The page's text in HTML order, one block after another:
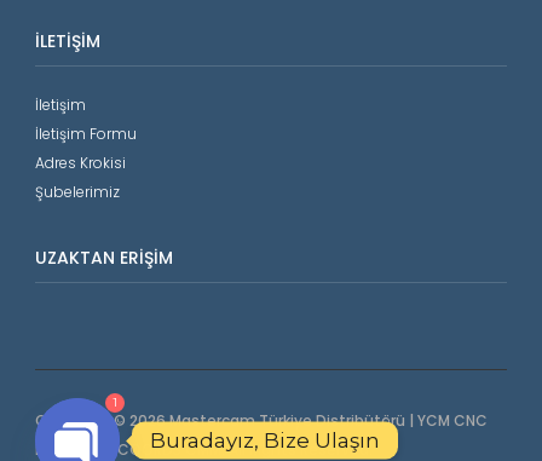
İLETIŞIM
İletişim
İletişim Formu
Adres Krokisi
Şubelerimiz
UZAKTAN ERIŞIM
Copyright © 2026 Mastercam Türkiye Distribütörü | YCM CNC
Makinalar | COORD3 CMM. All Rights Reserved.
Buradayız, Bize Ulaşın
1